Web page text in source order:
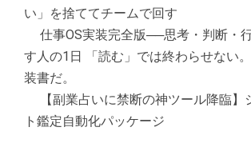
い」を捨ててチームで回す
仕事OS実装完全版──思考・判断・
す人の1日 「読む」では終わらせない
装書だ。
【副業占いに禁断の神ツール降臨】
ト鑑定自動化パッケージ